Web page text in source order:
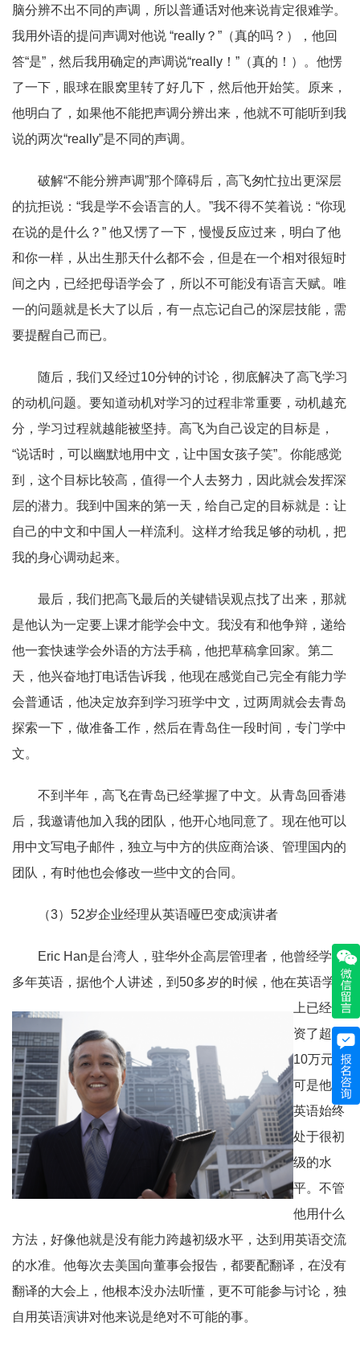
脑分辨不出不同的声调，所以普通话对他来说肯定很难学。
我用外语的提问声调对他说 “really ？ ” （真的吗？），他回
答“是” ，然后我用确定的声调说“really ！ ” （真的！）。他愣
了一下，眼球在眼窝里转了好几下，然后他开始笑。原来，
他明白了，如果他不能把声调分辨出来，他就不可能听到我
说的两次“really”是不同的声调。
破解“不能分辨声调”那个障碍后，高飞匆忙拉出更深层
的抗拒说： “我是学不会语言的人。 ”我不得不笑着说： “你现
在说的是什么？ ” 他又愣了一下，慢慢反应过来，明白了他
和你一样，从出生那天什么都不会，但是在一个相对很短时
间之内，已经把母语学会了，所以不可能没有语言天赋。唯
一的问题就是长大了以后，有一点忘记自己的深层技能，需
要提醒自己而已。
随后，我们又经过10分钟的讨论，彻底解决了高飞学习
的动机问题。要知道动机对学习的过程非常重要，动机越充
分，学习过程就越能被坚持。高飞为自己设定的目标是，
“说话时，可以幽默地用中文，让中国女孩子笑”。你能感觉
到，这个目标比较高，值得一个人去努力，因此就会发挥深
层的潜力。我到中国来的第一天，给自己定的目标就是 ：让
自己的中文和中国人一样流利。这样才给我足够的动机，把
我的身心调动起来。
最后，我们把高飞最后的关键错误观点找了出来，那就
是他认为一定要上课才能学会中文。我没有和他争辩，递给
他一套快速学会外语的方法手稿，他把草稿拿回家。第二
天，他兴奋地打电话告诉我，他现在感觉自己完全有能力学
会普通话，他决定放弃到学习班学中文，过两周就会去青岛
探索一下，做准备工作，然后在青岛住一段时间，专门学中
文。
不到半年，高飞在青岛已经掌握了中文。从青岛回香港
后，我邀请他加入我的团队，他开心地同意了。现在他可以
用中文写电子邮件，独立与中方的供应商洽谈、管理国内的
团队，有时他也会修改一些中文的合同。
（3） 52岁企业经理从英语哑巴变成演讲者
Eric Han是台湾人，驻华外企高层管理者，他曾经学过
多年英语，据他个人讲述，到 50多岁的时候， 他在英语学习
上已经投
资了超过
10万元，
可是他的
英语始终
处于很初
级的水
平。不管
他用什么
方法，好像他就是没有能力跨越初级水平，达到用英语交流
的水准。他每次去美国向董事会报告，都要配翻译，在没有
翻译的大会上，他根本没办法听懂，更不可能参与讨论，独
自用英语演讲对他来说是绝对不可能的事。